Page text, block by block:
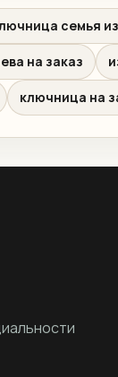
семья
на заказ
ключница на